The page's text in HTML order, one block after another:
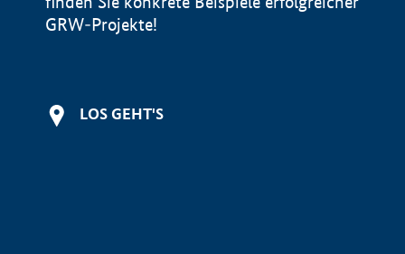
GRW-Projekte!
LOS GEHT'S